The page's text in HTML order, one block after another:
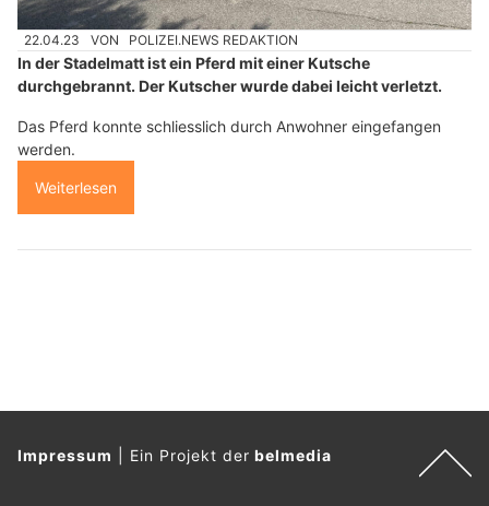
22.04.23 VON POLIZEI.NEWS REDAKTION
In der Stadelmatt ist ein Pferd mit einer Kutsche
durchgebrannt. Der Kutscher wurde dabei leicht verletzt.
Das Pferd konnte schliesslich durch Anwohner eingefangen
werden.
Weiterlesen
Impressum Ein Projekt derbelmedia